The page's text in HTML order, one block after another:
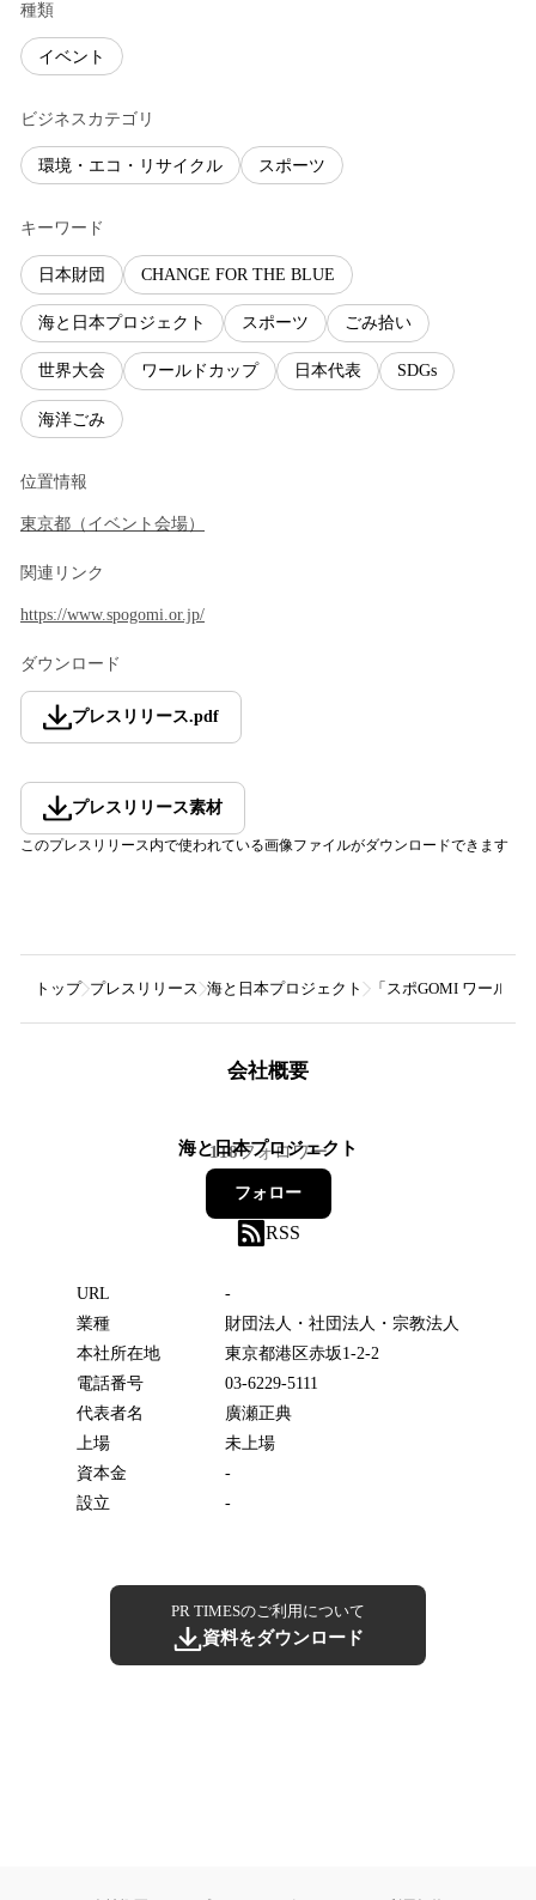
種類
イベント
ビジネスカテゴリ
環境・エコ・リサイクル スポーツ
キーワード
日本財団 CHANGE FOR THE BLUE
海と日本プロジェクト スポーツ ごみ拾い
世界大会 ワールドカップ 日本代表 SDGs
海洋ごみ
位置情報
東京都 （ イベント会場）
関連リンク
https://www.spogomi.or.jp/
ダウンロード
プレスリリース.pdf
プレスリリース素材
このプレスリリース内で使われている画像ファイルがダウンロードできます
トップ プレスリリース 海と日本プロジェクト 「スポGOMI ワール
会社概要
海と日本プロジェクト
118フォロワー
フォロー
RSS
URL
-
業種
財団法人・社団法人・宗教法人
本社所在地
東京都港区赤坂1-2-2
電話番号
03-6229-5111
代表者名
廣瀬正典
上場
未上場
資本金
-
設立
-
PR TIMESのご利用について
資料をダウンロード